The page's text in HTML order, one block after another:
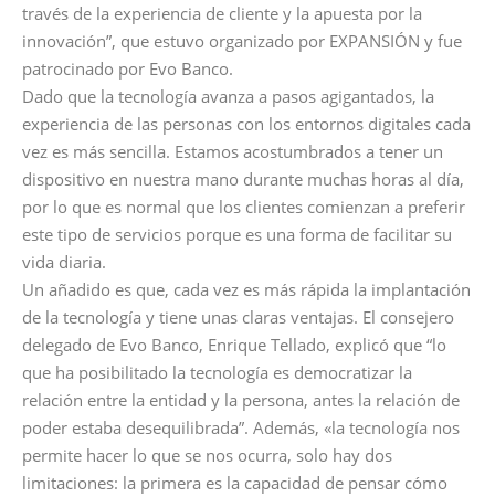
través de la experiencia de cliente y la apuesta por la
innovación”, que estuvo organizado por EXPANSIÓN y fue
patrocinado por Evo Banco.
Dado que la tecnología avanza a pasos agigantados, la
experiencia de las personas con los entornos digitales cada
vez es más sencilla. Estamos acostumbrados a tener un
dispositivo en nuestra mano durante muchas horas al día,
por lo que es normal que los clientes comienzan a preferir
este tipo de servicios porque es una forma de facilitar su
vida diaria.
Un añadido es que, cada vez es más rápida la implantación
de la tecnología y tiene unas claras ventajas. El consejero
delegado de Evo Banco, Enrique Tellado, explicó que “lo
que ha posibilitado la tecnología es democratizar la
relación entre la entidad y la persona, antes la relación de
poder estaba desequilibrada”. Además, «la tecnología nos
permite hacer lo que se nos ocurra, solo hay dos
limitaciones: la primera es la capacidad de pensar cómo